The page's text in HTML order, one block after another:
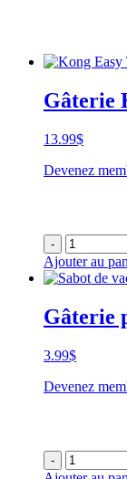
Gâterie
13.99$
Devenez
-
Ajouter au
Gâterie
3.99$
Devenez
-